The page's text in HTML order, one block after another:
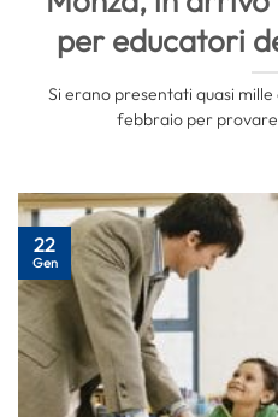
per educatori
Si erano presentati quasi
febbraio per
22
Gen